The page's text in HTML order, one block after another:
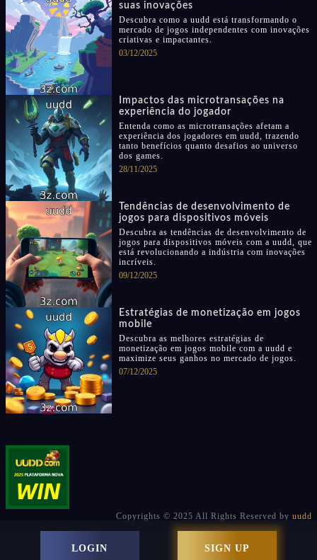
suas inovações
Descubra como a uudd está transformando o
mercado de jogos independentes com inovações
criativas e impactantes.
03/12/2025
Impactos das microtransações na
experiência do jogador
Entenda como as microtransações afetam a
experiência dos jogadores em uudd, trazendo
tanto benefícios quanto desafios ao universo
dos games.
28/11/2025
Tendências de desenvolvimento de
jogos para dispositivos móveis
Descubra as tendências de desenvolvimento de
jogos para dispositivos móveis com a uudd, que
está revolucionando a indústria com inovações
incríveis.
09/12/2025
Estratégias de monetização em jogos
mobile
Descubra as melhores estratégias de
monetização em jogos mobile com a uudd e
maximize seus ganhos no mercado de jogos.
07/12/2025
Copyrights © 2025 All Rights Reserved by uudd
LOGIN SIGN UP